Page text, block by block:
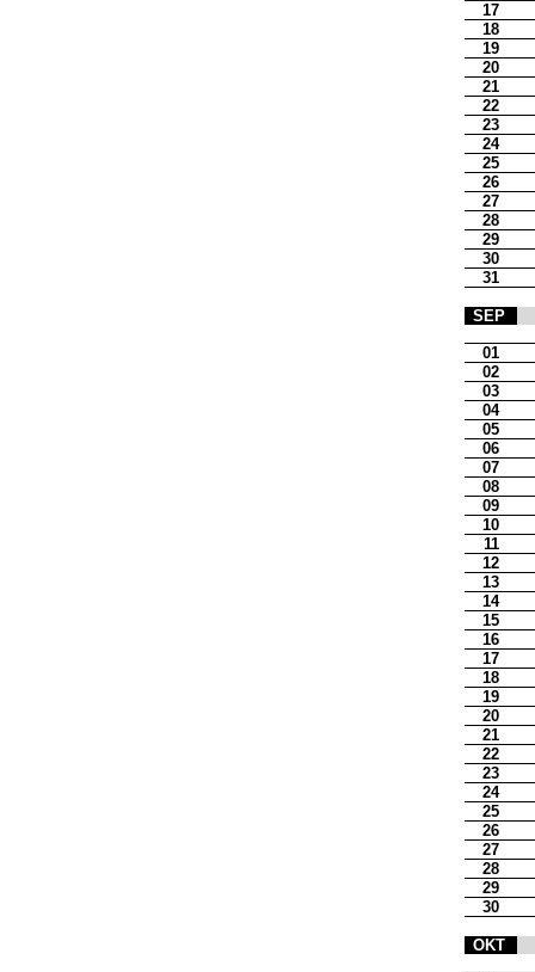
17
18
19
20
21
22
23
24
25
26
27
28
29
30
31
SEP
01
02
03
04
05
06
07
08
09
10
11
12
13
14
15
16
17
18
19
20
21
22
23
24
25
26
27
28
29
30
OKT